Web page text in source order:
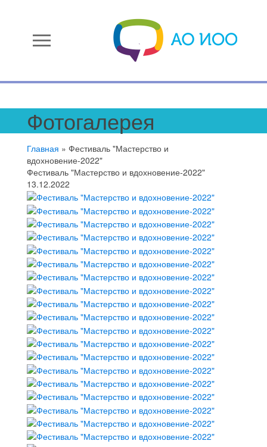
menu
Фотогалерея
Главная » Фестиваль "Мастерство и
вдохновение-2022"
Фестиваль "Мастерство и вдохновение-2022"
13.12.2022